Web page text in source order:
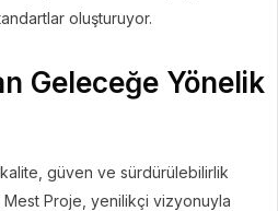
oluşturuyor.
Geleceğe Yönelik
güven ve sürdürülebilirlik
Proje, yenilikçi vizyonuyla